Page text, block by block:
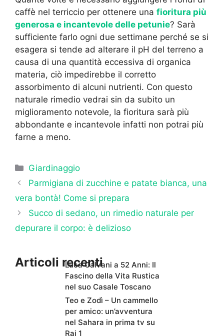
caffè nel terriccio per ottenere una fioritura più
generosa e incantevole delle petunie? Sarà
sufficiente farlo ogni due settimane perché se si
esagera si tende ad alterare il pH del terreno a
causa di una quantità eccessiva di organica
materia, ciò impedirebbe il corretto
assorbimento di alcuni nutrienti. Con questo
naturale rimedio vedrai sin da subito un
miglioramento notevole, la fioritura sarà più
abbondante e incantevole infatti non potrai più
farne a meno.
Categorie
Giardinaggio
Parmigiana di zucchine e patate bianca, una
vera bontà! Come si prepara
Succo di sedano, un rimedio naturale per
depurare il corpo: è delizioso
Articoli recentiLuca Calvani a 52 Anni: Il
Fascino della Vita Rustica
nel suo Casale Toscano
Teo e Zodì – Un cammello
per amico: un’avventura
nel Sahara in prima tv su
Rai 1